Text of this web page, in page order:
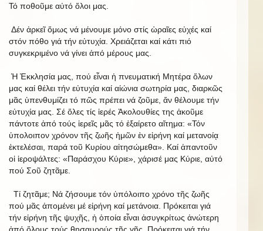
Τό ποθοῦμε αὐτό ὅλοι μας.
Δέν ἀρκεῖ ὅμως νά μένουμε μόνο στίς ὡραῖες εὐχές καί
στόν πόθο γιά τήν εὐτυχία. Χρειάζεται καί κάτι πιό
συγκεκριμένο νά γίνει ἀπό μέρους μας.
Ἡ Ἐκκλησία μας, πού εἶναι ἡ πνευματική Μητέρα ὅλων
μας καί θέλει τήν εὐτυχία καί αἰώνια σωτηρία μας, διαρκῶς
μᾶς ὑπενθυμίζει τό πῶς πρέπει νά ζοῦμε, ἄν θέλουμε τήν
εὐτυχία μας. Σέ ὅλες τίς ἱερές Ἀκολουθίες της ἀκοῦμε
πάντοτε ἀπό τούς ἱερεῖς μᾶς τό ἐξαίρετο αἴτημα: «Τόν
ὑπολοιπον χρόνον τῆς ζωῆς ἡμῶν ἐν εἰρήνη καί μετανοίᾳ
ἐκτελέσαι, παρά τοῦ Κυρίου αἰτησώμεθα». Καί ἀπαντοῦν
οἱ ἱεροψάλτες: «Παράσχου Κύριε», χάρισέ μας Κύριε, αὐτό
πού Σοῦ ζητᾶμε.
Τί ζητᾶμε; Νά ζήσουμε τόν ὑπόλοιπο χρόνο τῆς ζωῆς
πού μᾶς ἀπομένει μέ εἰρήνη καί μετάνοια. Πρόκειται γιά
τήν εἰρήνη τῆς ψυχῆς, ἡ ὁποία εἶναι ἀσυγκρίτως ἀνώτερη
ἀπό ὅλους τούς θησαυρούς τῆς γῆς. Πρόκειται γιά τήν